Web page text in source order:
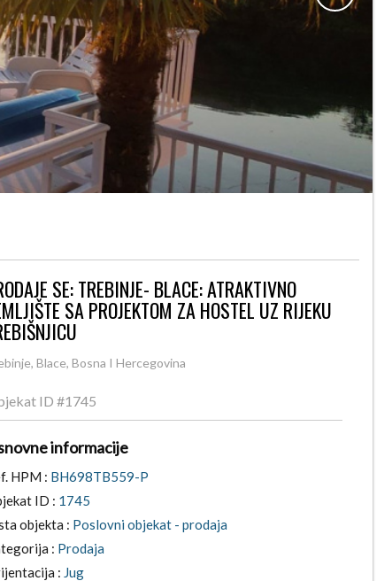
SE: TREBINJE- BLACE: ATRAKTIVNO
SA PROJEKTOM ZA HOSTEL UZ RIJEKU
Blace, Bosna I Hercegovina
ID #1745
informacije
HPM : BH698TB559-P
ID : 1745
objekta : Poslovni objekat - prodaja
: Prodaja
: Jug